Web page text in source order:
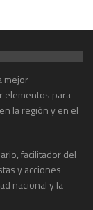
mejor
elementos para
la región y en el
facilitador del
y acciones
nacional y la